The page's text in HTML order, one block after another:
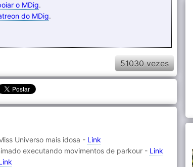
o MDig.
do MDig.
51030 vezes
Universo mais idosa - Link
executando movimentos de parkour - Link